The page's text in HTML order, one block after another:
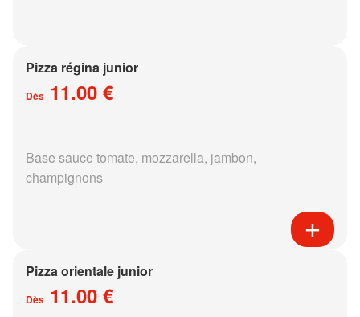
Pizza régina junior
Dès 11.00 €
Base sauce tomate, mozzarella, jambon,
champignons
Pizza orientale junior
Dès 11.00 €